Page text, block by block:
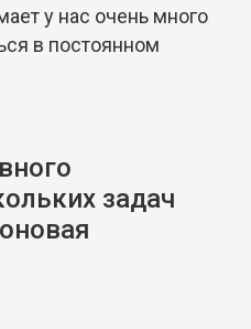
у нас очень много
в постоянном
задач